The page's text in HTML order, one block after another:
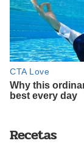
Recetas